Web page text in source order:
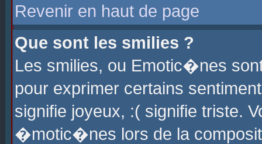
Revenir en haut de page
Que sont les smilies ?
Les smilies, ou Emotic�nes
pour exprimer certains
signifie joyeux, :( signifie triste.
�motic�nes lors de la